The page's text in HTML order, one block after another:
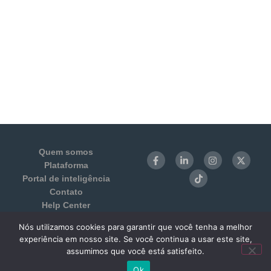
Quem somos
Plataforma
Portal de inteligência
Contato
Help Center
Termos de Uso e Privacidade
Benchmarking 1:1
Nós utilizamos cookies para garantir que você tenha a melhor
experiência em nosso site. Se você continua a usar este site,
assumimos que você está satisfeito.